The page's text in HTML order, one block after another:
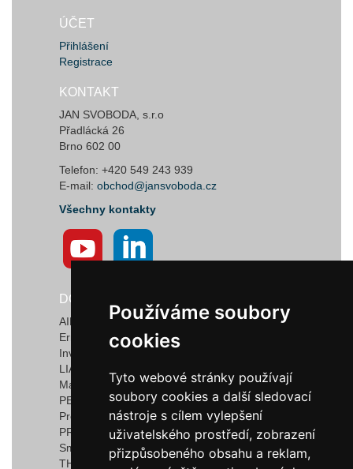
Používáme soubory
cookies
Tyto webové stránky používají
soubory cookies a další sledovací
nástroje s cílem vylepšení
uživatelského prostředí, zobrazení
přizpůsobeného obsahu a reklam,
Používáme soubory
cookies
Tyto webové stránky používají
soubory cookies a další sledovací
nástroje s cílem vylepšení
uživatelského prostředí, zobrazení
přizpůsobeného obsahu a reklam,
ÚČET
Přihlášení
Registrace
KONTAKT
JAN SVOBODA, s.r.o
Přadlácká 26
Brno 602 00
Telefon: +420 549 243 939
E-mail: obchod@jansvoboda.cz
Všechny kontakty
DODAVATELÉ
AIRTECT Plastic Leak Alarm Systems
Ermanno Balzi S.r.l.
Invotec Solutions Limited
LIAD Weighing and Control Systems Ltd.
Marquardt GmbH & Co. KG
PEDROTTI NORMALIZZATI
Progressive Components
PROMEC FITTINGS S.R.L.
Smartflow
THERMOPLAY S.r.l